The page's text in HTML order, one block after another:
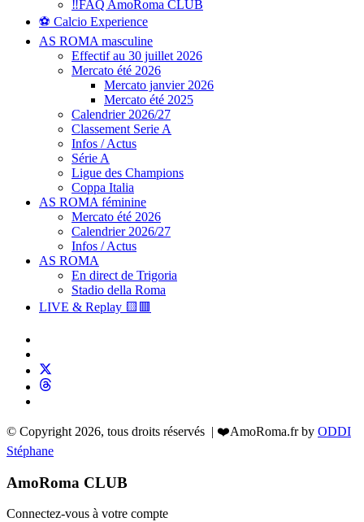
‼️FAQ AmoRoma CLUB
⚽ Calcio Experience
AS ROMA masculine
Effectif au 30 juillet 2026
Mercato été 2026
Mercato janvier 2026
Mercato été 2025
Calendrier 2026/27
Classement Serie A
Infos / Actus
Série A
Ligue des Champions
Coppa Italia
AS ROMA féminine
Mercato été 2026
Calendrier 2026/27
Infos / Actus
AS ROMA
En direct de Trigoria
Stadio della Roma
LIVE & Replay 🟨🟥
© Copyright 2026, tous droits réservés | ❤️AmoRoma.fr by ODDI
Stéphane
AmoRoma CLUB
Connectez-vous à votre compte